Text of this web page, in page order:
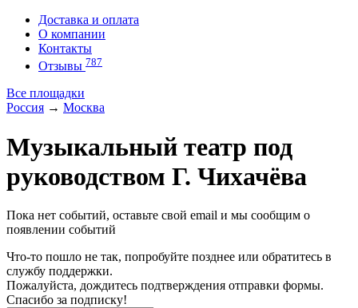
Доставка и оплата
О компании
Контакты
Отзывы 787
Все площадки
Россия → Москва
Музыкальный театр под
руководством Г. Чихачёва
Пока нет событий, оставьте свой email и мы сообщим о
появлении событий
Что-то пошло не так, попробуйте позднее или обратитесь в
службу поддержки.
Пожалуйста, дождитесь подтверждения отправки формы.
Спасибо за подписку!